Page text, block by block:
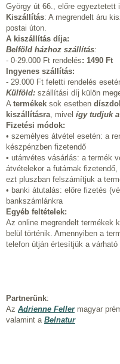
György út 66., előre
Kiszállítás: A megrendelt áru
postai úton.
A kiszállítás díja:
Belföld házhoz szállítás:
- 0-29.000 Ft rendelés: 1490 Ft
Ingyenes szállítás:
- 29.000 Ft feletti rendelés
Külföld: szállítási díj külön
A termékek sok esetben
kiszállításra, mivel így tudjuk
Fizetési módok:
• személyes átvétel esetén: a
készpénzben fizetendő
• utánvétes vásárlás: a termék
átvételekor a futárnak fizetendő,
ezt pluszban felszámítjuk a
• banki átutalás: előre fizetés
bankszámlánkra
Egyéb feltételek:
Az online megrendelt termékek
belül történik. Amennyiben a
telefon útján értesítjük a
Partnerünk:
Az Adrienne Fellermagyar
valamint a Belnatur